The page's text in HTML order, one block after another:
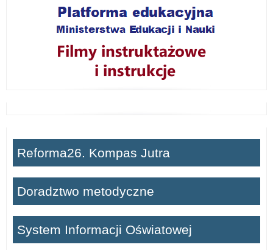
Reforma26. Kompas Jutra
Doradztwo metodyczne
System Informacji Oświatowej